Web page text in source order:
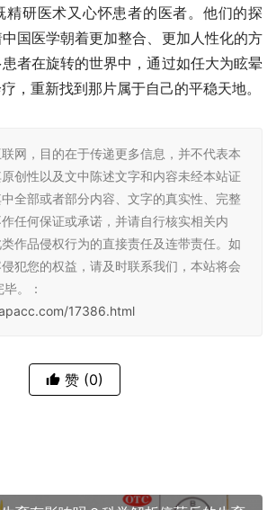
精研医术又心怀患者的医者。他们的探
国医学朝着更加整合、更加人性化的方
者在旋转的世界中，通过如任大为眩晕
，重新找到那片属于自己的平稳天地。
网，目的在于传递更多信息，并不代表本
创性以及文中陈述文字和内容未经本站证
全部或者部分内容、文字的真实性、完整
任何保证或承诺，并请自行核实相关内
作品侵权行为的直接责任及连带责任。如
犯您的权益，请及时联系我们，本站将会
。：
17386.html
赞 (0)